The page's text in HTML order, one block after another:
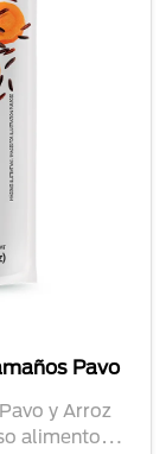
Pavo
y Arroz
alimento